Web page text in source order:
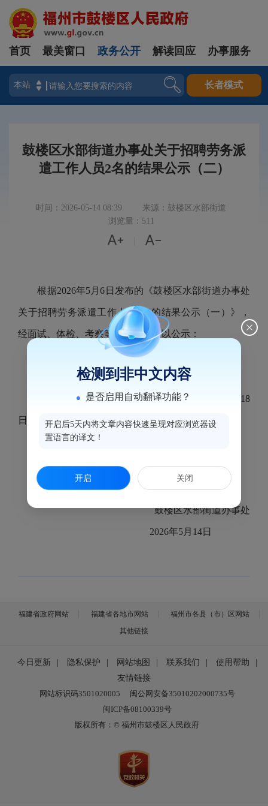
登录
首页 最美窗口 政务公开 解读回应 办事服务
长者模式
鼓楼区水部街道办事处关于招聘劳务派
遣工作人员2名的结果公示（二）
时间：2026-05-14 08:39
来源：鼓楼区水部街道
浏览量：511
 
根据2026年5月6日发布的《鼓楼区水部街道办事处
关于招聘劳务派遣工作人员2名的结果公示（一）》 ，
经面试、体检、考察等程序，现予以公示：
拟录用人员：陈钢、陈慧琳。
公示时间：2026年5月14日至5月18
日
鼓楼区水部街道办事处
2026年5月14日
福建省政府网站 福建省各地市网站
福州市各县（市）区网站
其他链接
今日更新 隐私保护 网站地图 联系我们 使用帮助
友情链接
网站标识码3501020005
闽公网安备35010202000735号
闽ICP备08100339号
版权所有：© 福州市鼓楼区人民政府
检测到非中文内容
是否启用自动翻译功能？
开启后5天内将文章内容快速呈现对应浏览器设
置语言的译文！
开启 关闭